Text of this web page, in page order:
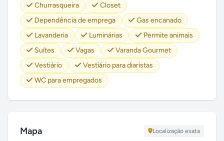
Churrasqueira
Closet
Dependência de emprega
Gas encanado
Lavanderia
Luminárias
Permite animais
Suítes
Vagas
Varanda Gourmet
Vestiário
Vestiário para diaristas
WC para empregados
Mapa Localização exata